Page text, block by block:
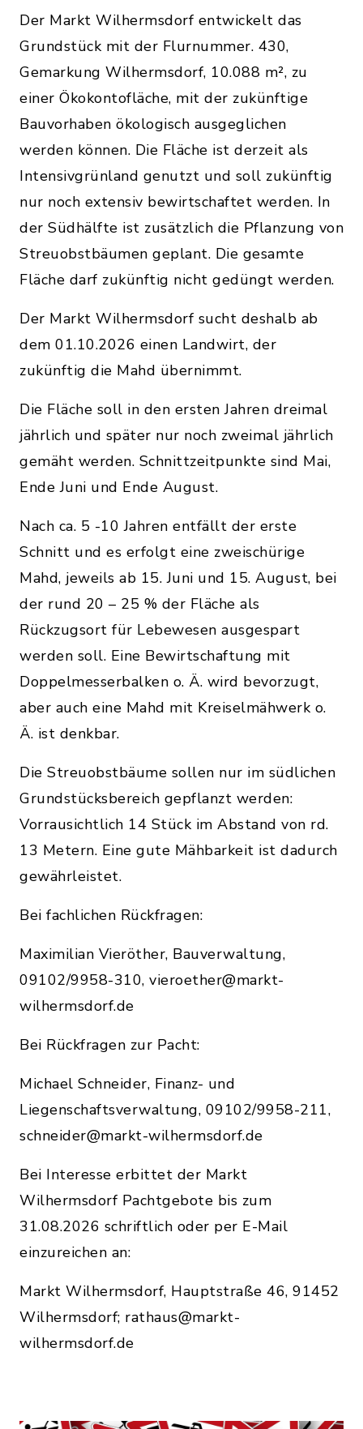
Der Markt Wilhermsdorf entwickelt das
Grundstück mit der Flurnummer. 430,
Gemarkung Wilhermsdorf, 10.088 m², zu
einer Ökokontofläche, mit der zukünftige
Bauvorhaben ökologisch ausgeglichen
werden können. Die Fläche ist derzeit als
Intensivgrünland genutzt und soll zukünftig
nur noch extensiv bewirtschaftet werden. In
der Südhälfte ist zusätzlich die Pflanzung von
Streuobstbäumen geplant. Die gesamte
Fläche darf zukünftig nicht gedüngt werden.
Der Markt Wilhermsdorf sucht deshalb ab
dem 01.10.2026 einen Landwirt, der
zukünftig die Mahd übernimmt.
Die Fläche soll in den ersten Jahren dreimal
jährlich und später nur noch zweimal jährlich
gemäht werden. Schnittzeitpunkte sind Mai,
Ende Juni und Ende August.
Nach ca. 5 -10 Jahren entfällt der erste
Schnitt und es erfolgt eine zweischürige
Mahd, jeweils ab 15. Juni und 15. August, bei
der rund 20 – 25 % der Fläche als
Rückzugsort für Lebewesen ausgespart
werden soll. Eine Bewirtschaftung mit
Doppelmesserbalken o. Ä. wird bevorzugt,
aber auch eine Mahd mit Kreiselmähwerk o.
Ä. ist denkbar.
Die Streuobstbäume sollen nur im südlichen
Grundstücksbereich gepflanzt werden:
Vorrausichtlich 14 Stück im Abstand von rd.
13 Metern. Eine gute Mähbarkeit ist dadurch
gewährleistet.
Bei fachlichen Rückfragen:
Maximilian Vieröther, Bauverwaltung,
09102/9958-310, vieroether@markt-
wilhermsdorf.de
Bei Rückfragen zur Pacht:
Michael Schneider, Finanz- und
Liegenschaftsverwaltung, 09102/9958-211,
schneider@markt-wilhermsdorf.de
Bei Interesse erbittet der Markt
Wilhermsdorf Pachtgebote bis zum
31.08.2026 schriftlich oder per E-Mail
einzureichen an:
Markt Wilhermsdorf, Hauptstraße 46, 91452
Wilhermsdorf; rathaus@markt-
wilhermsdorf.de